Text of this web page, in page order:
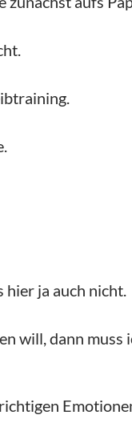
hier ja auch nicht.
will, dann muss